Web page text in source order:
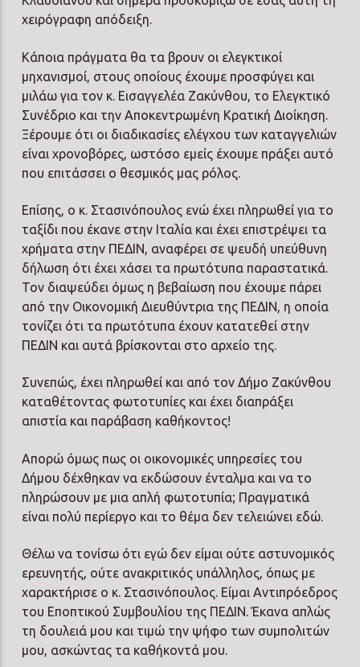
χειρόγραφη απόδειξη.
Κάποια πράγματα θα τα βρουν οι ελεγκτικοί
μηχανισμοί, στους οποίους έχουμε προσφύγει και
μιλάω για τον κ. Εισαγγελέα Ζακύνθου, το Ελεγκτικό
Συνέδριο και την Αποκεντρωμένη Κρατική Διοίκηση.
Ξέρουμε ότι οι διαδικασίες ελέγχου των καταγγελιών
είναι χρονοβόρες, ωστόσο εμείς έχουμε πράξει αυτό
που επιτάσσει ο θεσμικός μας ρόλος.
Επίσης, ο κ. Στασινόπουλος ενώ έχει πληρωθεί για το
ταξίδι που έκανε στην Ιταλία και έχει επιστρέψει τα
χρήματα στην ΠΕΔΙΝ, αναφέρει σε ψευδή υπεύθυνη
δήλωση ότι έχει χάσει τα πρωτότυπα παραστατικά.
Τον διαψεύδει όμως η βεβαίωση που έχουμε πάρει
από την Οικονομική Διευθύντρια της ΠΕΔΙΝ, η οποία
τονίζει ότι τα πρωτότυπα έχουν κατατεθεί στην
ΠΕΔΙΝ και αυτά βρίσκονται στο αρχείο της.
Συνεπώς, έχει πληρωθεί και από τον Δήμο Ζακύνθου
καταθέτοντας φωτοτυπίες και έχει διαπράξει
απιστία και παράβαση καθήκοντος!
Απορώ όμως πως οι οικονομικές υπηρεσίες του
Δήμου δέχθηκαν να εκδώσουν ένταλμα και να το
πληρώσουν με μια απλή φωτοτυπία; Πραγματικά
είναι πολύ περίεργο και το θέμα δεν τελειώνει εδώ.
Θέλω να τονίσω ότι εγώ δεν είμαι ούτε αστυνομικός
ερευνητής, ούτε ανακριτικός υπάλληλος, όπως με
χαρακτήρισε ο κ. Στασινόπουλος. Είμαι Αντιπρόεδρος
του Εποπτικού Συμβουλίου της ΠΕΔΙΝ. Έκανα απλώς
τη δουλειά μου και τιμώ την ψήφο των συμπολιτών
μου, ασκώντας τα καθήκοντά μου.